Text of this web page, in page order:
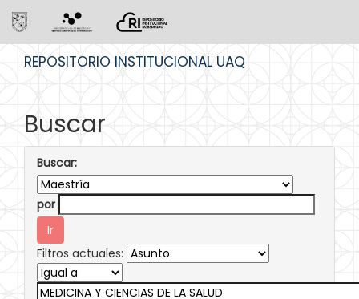
REPOSITORIO INSTITUCIONAL UAQ
Buscar
Buscar:
por
Filtros actuales: